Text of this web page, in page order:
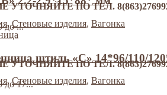
ПО ТЕЛ. 8(863)2769928
до ...
,Стеновые изделия, Вагонка
ПО ТЕЛ. 8(863)2769928
до 17...
штиль «С» 14*96/110/
,Стеновые изделия, Вагонка